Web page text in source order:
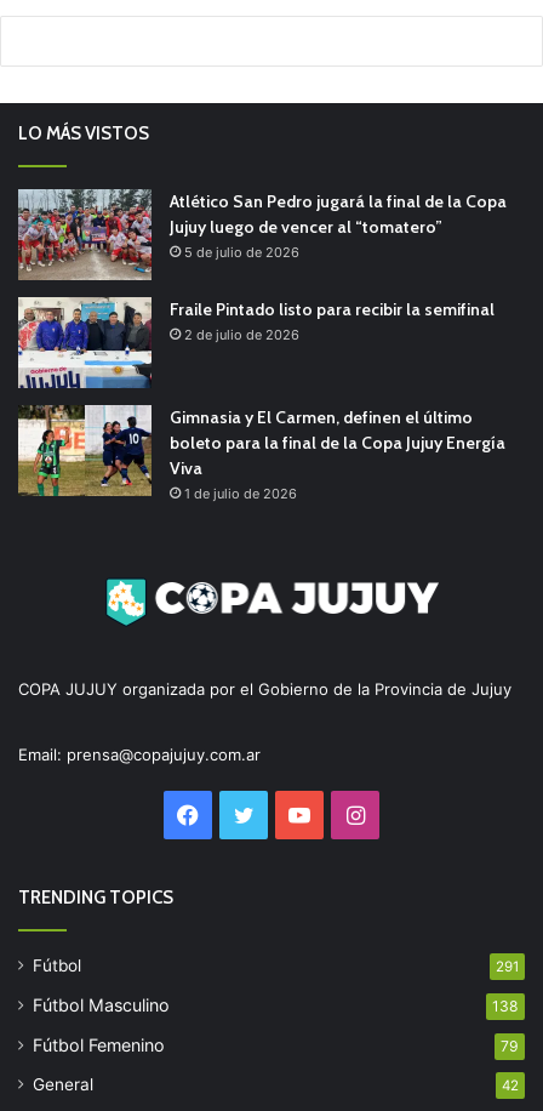
LO MÁS VISTOS
Atlético San Pedro jugará la final de la Copa
Jujuy luego de vencer al “tomatero”
5 de julio de 2026
Fraile Pintado listo para recibir la semifinal
2 de julio de 2026
Gimnasia y El Carmen, definen el último
boleto para la final de la Copa Jujuy Energía
Viva
1 de julio de 2026
COPA JUJUY organizada por el Gobierno de la Provincia de Jujuy
Email: prensa@copajujuy.com.ar
Facebook
TwitterYouTubeInstagram
TRENDING TOPICS
Fútbol 291
Fútbol Masculino 138
Fútbol Femenino 79
General 42